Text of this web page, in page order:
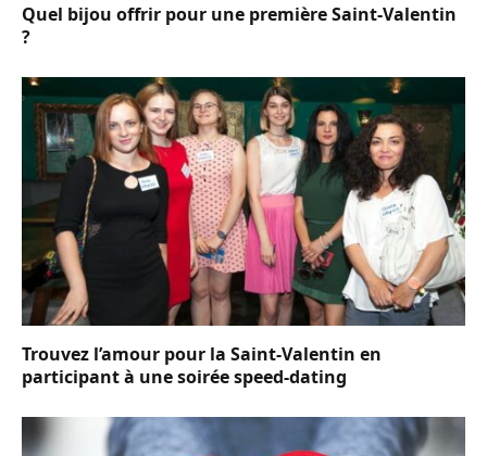
Quel bijou offrir pour une première Saint-Valentin
?
Trouvez l’amour pour la Saint-Valentin en
participant à une soirée speed-dating